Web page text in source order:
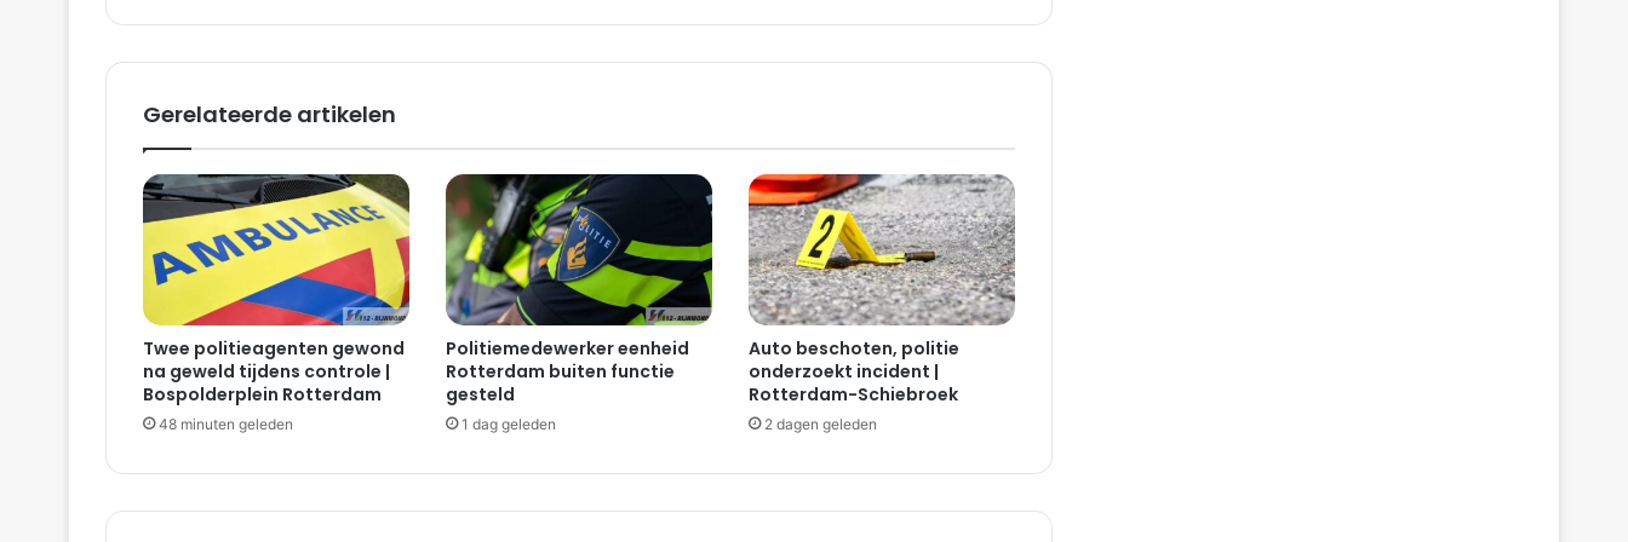
Gerelateerde artikelen
Twee politieagenten gewond
na geweld tijdens controle |
Bospolderplein Rotterdam
48 minuten geleden
Politiemedewerker eenheid
Rotterdam buiten functie
gesteld
1 dag geleden
Auto beschoten, politie
onderzoekt incident |
Rotterdam-Schiebroek
2 dagen geleden